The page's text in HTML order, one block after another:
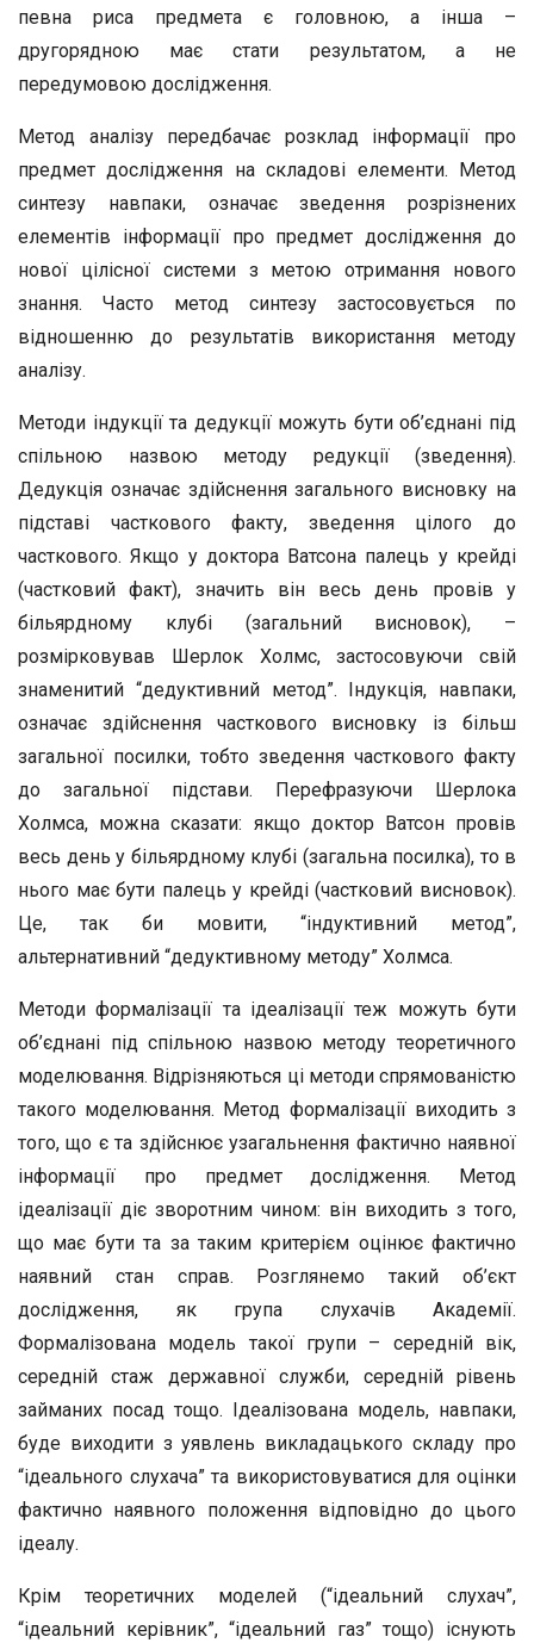
певна риса предмета є головною, а інша –
другорядною має стати результатом, а не
передумовою дослідження.
Метод аналізу передбачає розклад інформації про
предмет дослідження на складові елементи. Метод
синтезу навпаки, означає зведення розрізнених
елементів інформації про предмет дослідження до
нової цілісної системи з метою отримання нового
знання. Часто метод синтезу застосовується по
відношенню до результатів використання методу
аналізу.
Методи індукції та дедукції можуть бути об’єднані під
спільною назвою методу редукції (зведення).
Дедукція означає здійснення загального висновку на
підставі часткового факту, зведення цілого до
часткового. Якщо у доктора Ватсона палець у крейді
(частковий факт), значить він весь день провів у
більярдному клубі (загальний висновок), –
розмірковував Шерлок Холмс, застосовуючи свій
знаменитий “дедуктивний метод”. Індукція, навпаки,
означає здійснення часткового висновку із більш
загальної посилки, тобто зведення часткового факту
до загальної підстави. Перефразуючи Шерлока
Холмса, можна сказати: якщо доктор Ватсон провів
весь день у більярдному клубі (загальна посилка), то в
нього має бути палець у крейді (частковий висновок).
Це, так би мовити, “індуктивний метод”,
альтернативний “дедуктивному методу” Холмса.
Методи формалізації та ідеалізації теж можуть бути
об’єднані під спільною назвою методу теоретичного
моделювання. Відрізняються ці методи спрямованістю
такого моделювання. Метод формалізації виходить з
того, що є та здійснює узагальнення фактично наявної
інформації про предмет дослідження. Метод
ідеалізації діє зворотним чином: він виходить з того,
що має бути та за таким критерієм оцінює фактично
наявний стан справ. Розглянемо такий об’єкт
дослідження, як група слухачів Академії.
Формалізована модель такої групи – середній вік,
середній стаж державної служби, середній рівень
займаних посад тощо. Ідеалізована модель, навпаки,
буде виходити з уявлень викладацького складу про
“ідеального слухача” та використовуватися для оцінки
фактично наявного положення відповідно до цього
ідеалу.
Крім теоретичних моделей (“ідеальний слухач”,
“ідеальний керівник”, “ідеальний газ” тощо) існують